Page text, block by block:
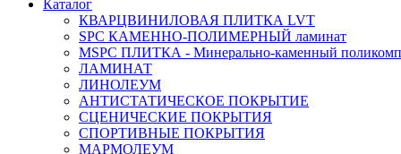
Каталог
КВАРЦВИНИЛОВАЯ ПЛИТКА LVT
SPC КАМЕННО-ПОЛИМЕРНЫЙ ламинат
MSPC ПЛИТКА - Минерально-каменный
ЛАМИНАТ
ЛИНОЛЕУМ
АНТИСТАТИЧЕСКОЕ ПОКРЫТИЕ
СЦЕНИЧЕСКИЕ ПОКРЫТИЯ
СПОРТИВНЫЕ ПОКРЫТИЯ
МАРМОЛЕУМ